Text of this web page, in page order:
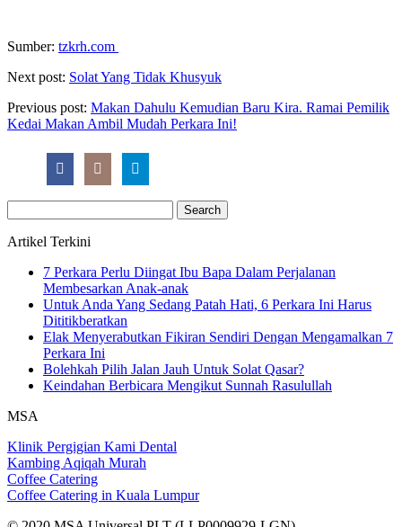
Sumber: tzkrh.com
Next post: Solat Yang Tidak Khusyuk
Previous post: Makan Dahulu Kemudian Baru Kira. Ramai Pemilik
Kedai Makan Ambil Mudah Perkara Ini!
for:
Artikel Terkini
7 Perkara Perlu Diingat Ibu Bapa Dalam Perjalanan
Membesarkan Anak-anak
Untuk Anda Yang Sedang Patah Hati, 6 Perkara Ini Harus
Dititikberatkan
Elak Menyerabutkan Fikiran Sendiri Dengan Mengamalkan 7
Perkara Ini
Bolehkah Pilih Jalan Jauh Untuk Solat Qasar?
Keindahan Berbicara Mengikut Sunnah Rasulullah
MSA
Klinik Pergigian Kami Dental
Kambing Aqiqah Murah
Coffee Catering
Coffee Catering in Kuala Lumpur